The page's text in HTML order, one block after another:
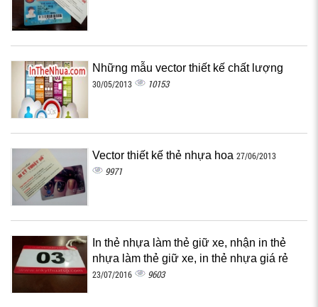
Những mẫu vector thiết kế chất lượng
30/05/2013 10153
Vector thiết kế thẻ nhựa hoa 27/06/2013
9971
In thẻ nhựa làm thẻ giữ xe, nhận in thẻ
nhựa làm thẻ giữ xe, in thẻ nhựa giá rẻ
23/07/2016 9603